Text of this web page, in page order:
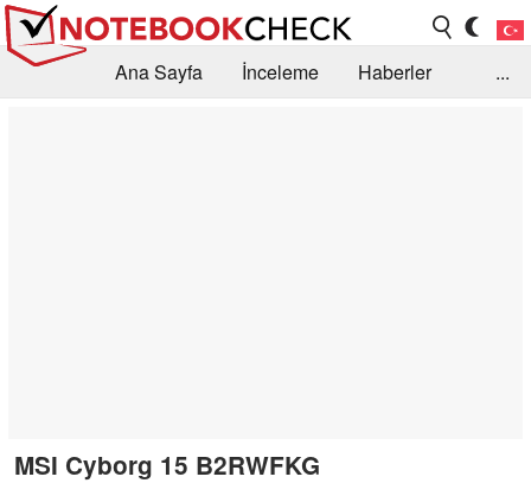
Ana Sayfa İnceleme
Haberler
...
MSI Cyborg 15 B2RWFKG